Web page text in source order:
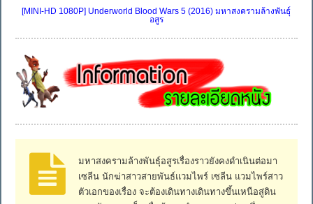
[MINI-HD 1080P] Underworld Blood Wars 5 (2016) มหาสงครามล้างพันธุ์
อสูร
มหาสงครามล้างพันธุ์อสูรเรื่องราวยังคงดำเนินต่อมา
เซลีน นักฆ่าสาวสายพันธ์แวมไพร์ เซลีน แวมไพร์สาว
ตัวเอกของเรื่อง จะต้องเดินทางเดินทางขึ้นเหนือสู่ดิน